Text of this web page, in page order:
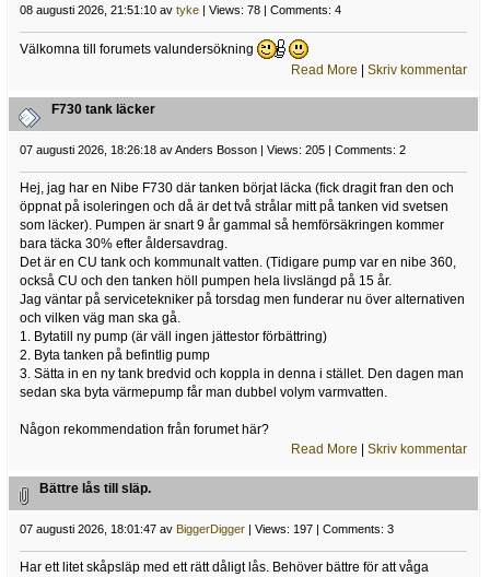
08 augusti 2026, 21:51:10 av tyke| Views: 78 | Comments: 4
Välkomna till forumets valundersökning
Read More |Skriv kommentar
F730 tank läcker
07 augusti 2026, 18:26:18 av Anders Bosson | Views: 205 | Comments: 2
Hej, jag har en Nibe F730 där tanken börjat läcka (fick dragit fran den och
öppnat på isoleringen och då är det två strålar mitt på tanken vid svetsen
som läcker). Pumpen är snart 9 år gammal så hemförsäkringen kommer
bara täcka 30% efter åldersavdrag.
Det är en CU tank och kommunalt vatten. (Tidigare pump var en nibe 360,
också CU och den tanken höll pumpen hela livslängd på 15 år.
Jag väntar på servicetekniker på torsdag men funderar nu över alternativen
och vilken väg man ska gå.
1. Bytatill ny pump (är väll ingen jättestor förbättring)
2. Byta tanken på befintlig pump
3. Sätta in en ny tank bredvid och koppla in denna i stället. Den dagen man
sedan ska byta värmepump får man dubbel volym varmvatten.
Någon rekommendation från forumet här?
Read More |Skriv kommentar
Bättre lås till släp.
07 augusti 2026, 18:01:47 av BiggerDigger| Views: 197 | Comments: 3
Har ett litet skåpsläp med ett rätt dåligt lås. Behöver bättre för att våga